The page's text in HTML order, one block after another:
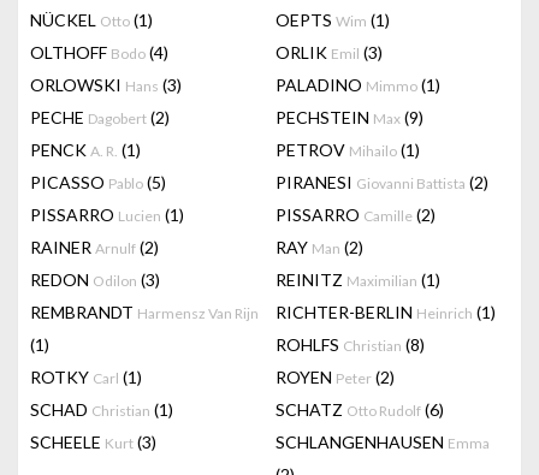
NÜCKEL Otto (1) OEPTS Wim (1)
OLTHOFF Bodo (4) ORLIK Emil (3)
ORLOWSKI Hans (3) PALADINO Mimmo (1)
PECHE Dagobert (2) PECHSTEIN Max (9)
PENCK A. R. (1) PETROV Mihailo (1)
PICASSO Pablo (5) PIRANESI Giovanni Battista (2)
PISSARRO Lucien (1) PISSARRO Camille (2)
RAINER Arnulf (2) RAY Man (2)
REDON Odilon (3) REINITZ Maximilian (1)
REMBRANDT Harmensz Van Rijn
(1)
RICHTER-BERLIN Heinrich (1)
ROHLFS Christian (8)
ROTKY Carl (1) ROYEN Peter (2)
SCHAD Christian (1) SCHATZ Otto Rudolf (6)
SCHEELE Kurt (3) SCHLANGENHAUSEN Emma